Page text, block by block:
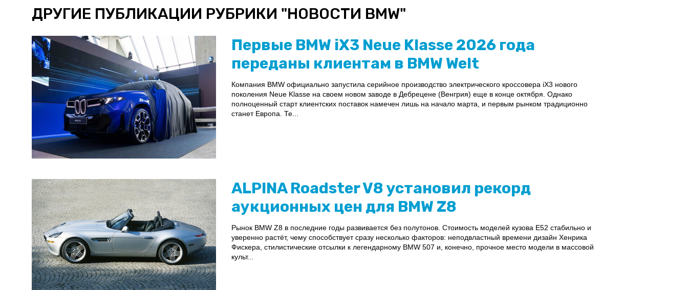
ДРУГИЕ ПУБЛИКАЦИИ РУБРИКИ "НОВОСТИ BMW"
Первые BMW iX3 Neue Klasse 2026 года
переданы клиентам в BMW Welt
Компания BMW официально запустила серийное производство электрического кроссовера iX3 нового
поколения Neue Klasse на своем новом заводе в Дебрецене (Венгрия) еще в конце октября. Однако
полноценный старт клиентских поставок намечен лишь на начало марта, и первым рынком традиционно
станет Европа. Те...
ALPINA Roadster V8 установил рекорд
аукционных цен для BMW Z8
Рынок BMW Z8 в последние годы развивается без полутонов. Стоимость моделей кузова E52 стабильно и
уверенно растёт, чему способствует сразу несколько факторов: неподвластный времени дизайн Хенрика
Фискера, стилистические отсылки к легендарному BMW 507 и, конечно, прочное место модели в массовой
культ...